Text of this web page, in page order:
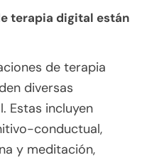
terapia digital están
de terapia
diversas
Estas incluyen
conductual,
y meditación,